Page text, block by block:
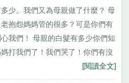
少。我們又為母親做了什麼？ 母
抱怨媽媽管的很多？可是你們有
我們！ 母親的白髮有多少你們知
打我們了！我們哭了！你們有沒
[閱讀全文]